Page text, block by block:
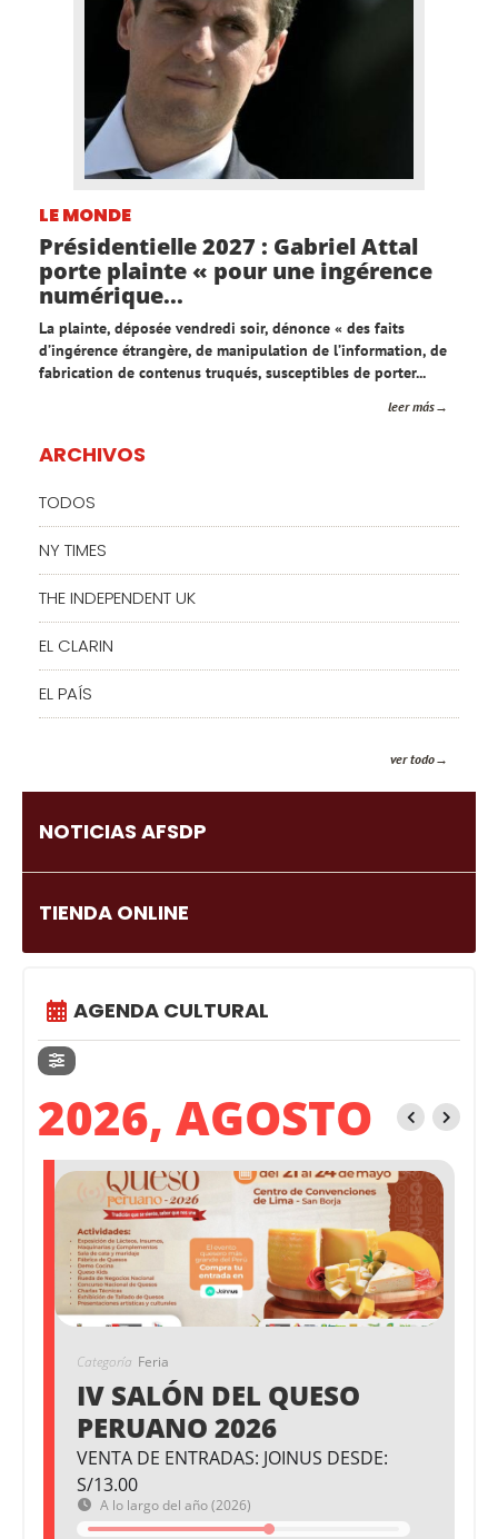
LE MONDE
Présidentielle 2027 : Gabriel Attal
porte plainte « pour une ingérence
numérique...
La plainte, déposée vendredi soir, dénonce « des faits
d’ingérence étrangère, de manipulation de l’information, de
fabrication de contenus truqués, susceptibles de porter...
leer más
ARCHIVOS
TODOS
NY TIMES
THE INDEPENDENT UK
EL CLARIN
EL PAÍS
ver todo
NOTICIAS AFSDP
TIENDA ONLINE
AGENDA CULTURAL
2026, AGOSTO
Categoría Feria
IV SALÓN DEL QUESO
PERUANO 2026
VENTA DE ENTRADAS: JOINUS DESDE:
S/13.00
A lo largo del año (2026)